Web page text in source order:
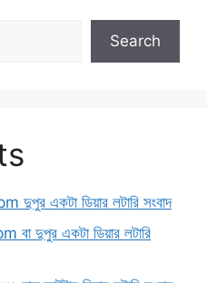
Search
দুপুর একটা ডিয়ার লটারি সংবাদ
বা দুপুর একটা ডিয়ার লটারি